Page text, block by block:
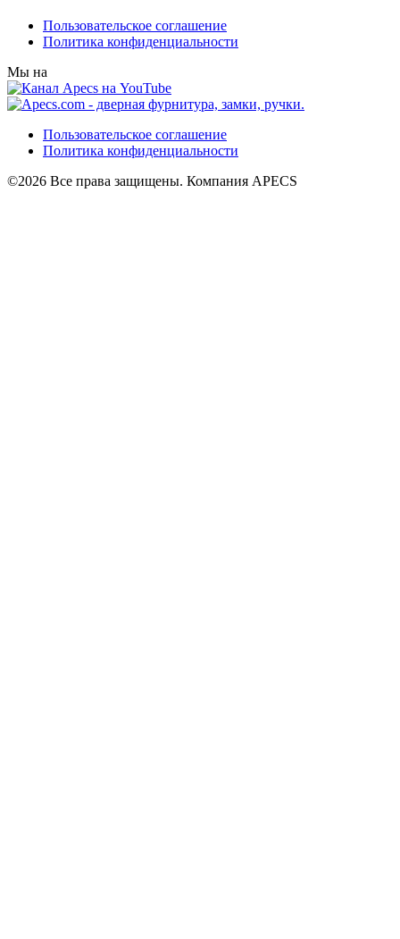
Пользовательское соглашение
Политика конфиденциальности
Мы на
Пользовательское соглашение
Политика конфиденциальности
©2026 Все права защищены. Компания APECS